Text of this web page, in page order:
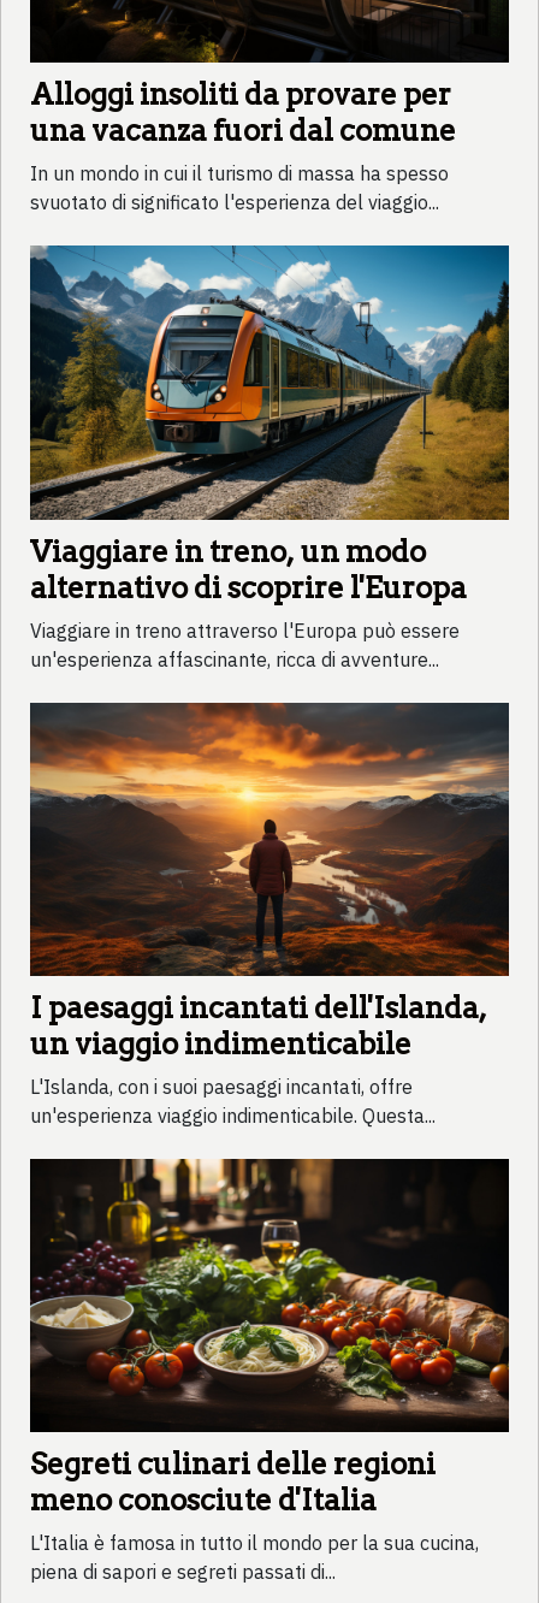
Alloggi insoliti da provare per
una vacanza fuori dal comune
In un mondo in cui il turismo di massa ha spesso
svuotato di significato l'esperienza del viaggio...
Viaggiare in treno, un modo
alternativo di scoprire l'Europa
Viaggiare in treno attraverso l'Europa può essere
un'esperienza affascinante, ricca di avventure...
I paesaggi incantati dell'Islanda,
un viaggio indimenticabile
L'Islanda, con i suoi paesaggi incantati, offre
un'esperienza viaggio indimenticabile. Questa...
Segreti culinari delle regioni
meno conosciute d'Italia
L'Italia è famosa in tutto il mondo per la sua cucina,
piena di sapori e segreti passati di...